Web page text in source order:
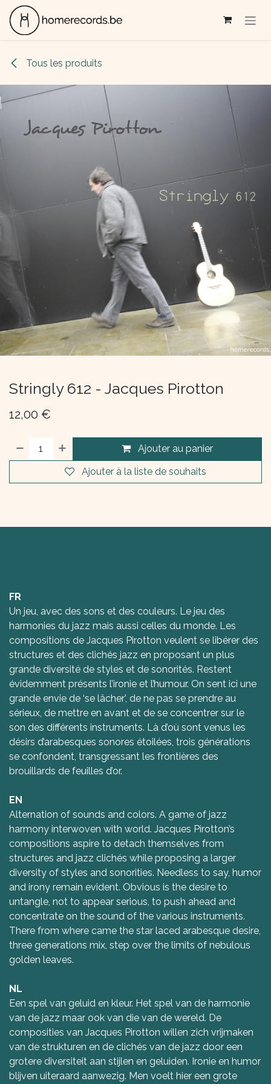
Se rendre au contenu
Tous les produits
Stringly 612 - Jacques Pirotton
12,00 €
Ajouter au panier
Ajouter à la liste de souhaits
FR
Un jeu, avec des sons et des couleurs. Le jeu des
harmonies du jazz mais aussi celles du monde. Les
compositions de Jacques Pirotton veulent se libérer des
structures et des clichés jazz en proposant un plus
grande diversité de styles et de sonorités. Restent
évidemment présents l’ironie et l’humour. On sent ici une
grande envie de ‘se lâcher’, de ne pas se prendre au
sérieux, de mettre en avant et de se concentrer sur le
son des différents instruments. Là d’où sont venus les
désirs d’arabesques sonores étoilées, trois générations
se confondent, transgressant les frontières des
brouillards de feuilles d’or.
EN
Alternation of sounds and colors. A game of jazz
harmony interwoven with world. Jacques Pirotton’s
compositions aspire to detach themselves from
structures and jazz clichés while proposing a larger
diversity of styles and sonorities. Needless to say, humor
and irony remain evident. Obvious is the desire to
untangle, not to appear serious, to push ahead and
concentrate on the sound of the various instruments.
There from where came the star laced arabesque desire,
three generations mix, step over the limits of nebulous
golden leaves.
NL
Een spel van geluid en kleur. Het spel van de harmonie
van de jazz maar ook van die van de wereld. De
composities van Jacques Pirotton willen zich vrijmaken
van de strukturen en de clichés van de jazz door een
grotere diversiteit aan stijlen en geluiden. Ironie en humor
blijven uiteraard aanwezig. Men voelt hier een grote